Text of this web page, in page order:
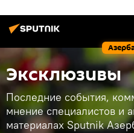
Эксклюзивы
Последние события,
мнение специалистов и
материалах Sputnik